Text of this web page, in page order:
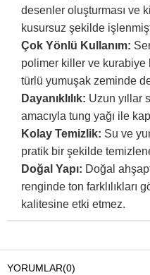
desenler oluşturması ve
kusursuz şekilde
Çok Yönlü Kullanım:
polimer killer ve
türlü yumuşak zeminde
Dayanıklılık: Uzun yıllar
amacıyla tung yağı ile
Kolay Temizlik: Su ve
pratik bir şekilde
Doğal Yapı: Doğal
renginde ton farklılıkları
kalitesine etki etmez.
YORUMLAR(0)